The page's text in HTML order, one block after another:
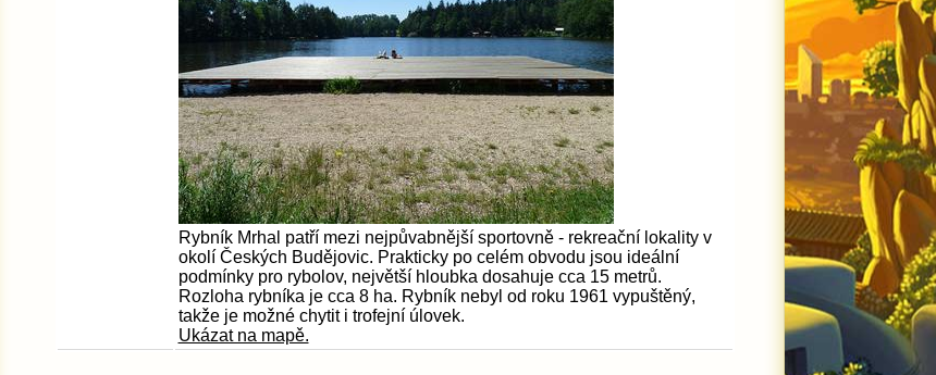
Rybník Mrhal patří mezi nejpůvabnější sportovně - rekreační lokality v
okolí Českých Budějovic. Prakticky po celém obvodu jsou ideální
podmínky pro rybolov, největší hloubka dosahuje cca 15 metrů.
Rozloha rybníka je cca 8 ha. Rybník nebyl od roku 1961 vypuštěný,
takže je možné chytit i trofejní úlovek.
Ukázat na mapě.